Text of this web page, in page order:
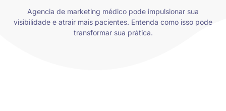
Agencia de marketing médico pode impulsionar sua
visibilidade e atrair mais pacientes. Entenda como isso pode
transformar sua prática.